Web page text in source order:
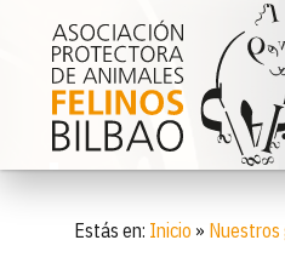
Estás en: Inicio »